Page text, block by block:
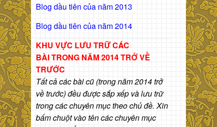
Blog dầu tiên của năm 2013
Blog dầu tiên của năm 2014
KHU VỰC LƯU TRỮ CÁC
BÀITRONG NĂM 2014 TRỞ VỀ
TRƯỚC
Tất cả các bài cũ (trong năm 2014 trở
về trước) đều được sắp xếp và lưu trữ
trong các chuyên mục theo chủ đề. Xin
bấm chuột vào tên các chuyên mục